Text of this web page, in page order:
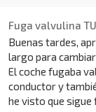
Fuga valvulina TU
Buenas tardes,
largo para
El coche fugaba
conductor y
he visto que sigue